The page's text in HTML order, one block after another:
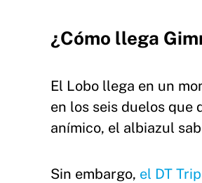
¿Cómo llega
El Lobo llega en un
en los seis duelos que
anímico, el albiazul
Sin embargo, el DT